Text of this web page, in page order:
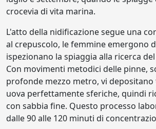
crocevia di vita marina.
L'atto della nidificazione segue una
al crepuscolo, le femmine emergono
ispezionano la spiaggia alla ricerca
Con movimenti metodici delle pinne,
profonde mezzo metro, vi depositano
uova perfettamente sferiche, quindi
con sabbia fine. Questo processo
dalle 90 alle 120 minuti di